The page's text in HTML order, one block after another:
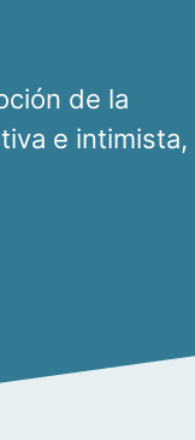
de la
e intimista,